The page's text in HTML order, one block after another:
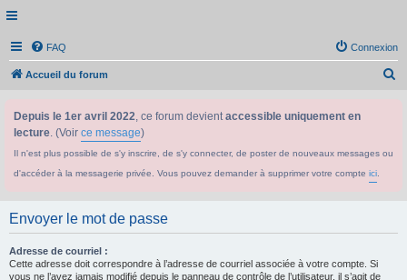
FAQ Connexion
Accueil du forum
Depuis le 1er avril 2022, ce forum devientaccessible uniquement en
lecture. (Voir ce message)
Il n'est plus possible de s'y inscrire, de s'y connecter, de poster de nouveaux messages ou
d'accéder à la messagerie privée. Vous pouvez demander à supprimer votre compte ici
Envoyer le mot de passe
Adresse de courriel :
Cette adresse doit correspondre à l’adresse de courriel associée à votre compte. Si
vous ne l’avez jamais modifié depuis le panneau de contrôle de l’utilisateur, il s’agit de